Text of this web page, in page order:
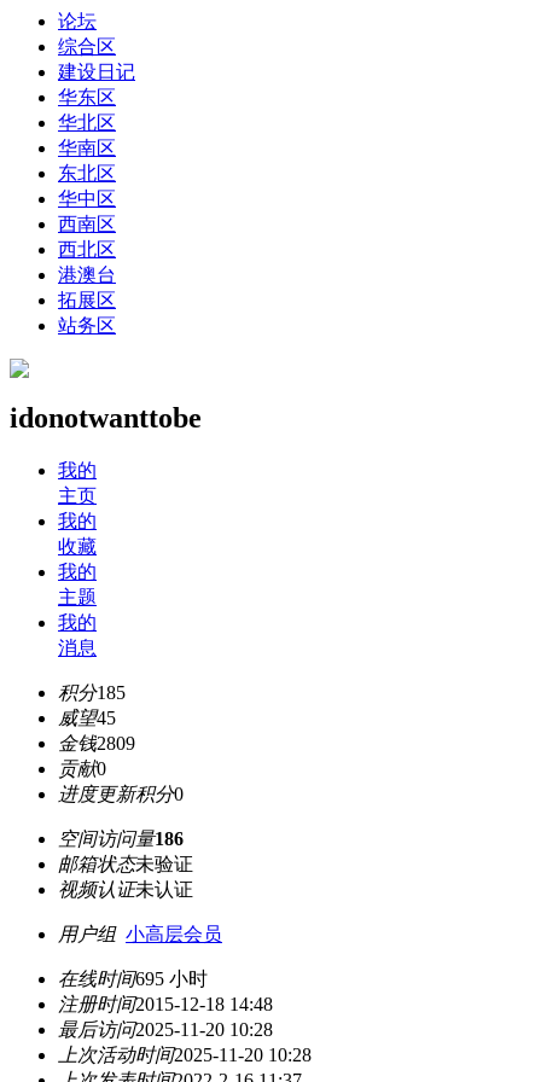
论坛
综合区
建设日记
华东区
华北区
华南区
东北区
华中区
西南区
西北区
港澳台
拓展区
站务区
idonotwanttobe
我的
主页
我的
收藏
我的
主题
我的
消息
积分185
威望45
金钱2809
贡献0
进度更新积分0
空间访问量186
邮箱状态未验证
视频认证未认证
用户组 小高层会员
在线时间695 小时
注册时间2015-12-18 14:48
最后访问2025-11-20 10:28
上次活动时间2025-11-20 10:28